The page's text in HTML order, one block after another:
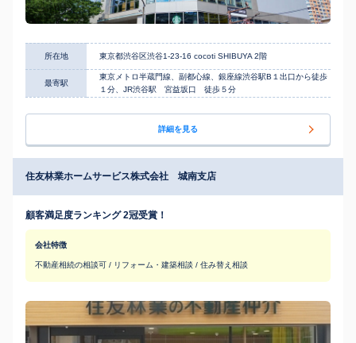
所在地 東京都渋谷区渋谷1-23-16 cocoti SHIBUYA 2階
最寄駅
東京メトロ半蔵門線、副都心線、銀座線渋谷駅B１出口から徒歩
１分、JR渋谷駅 宮益坂口 徒歩５分
詳細を見る
住友林業ホームサービス株式会社 城南支店
顧客満足度ランキング 2冠受賞！
会社特徴
不動産相続の相談可 / リフォーム・建築相談 / 住み替え相談